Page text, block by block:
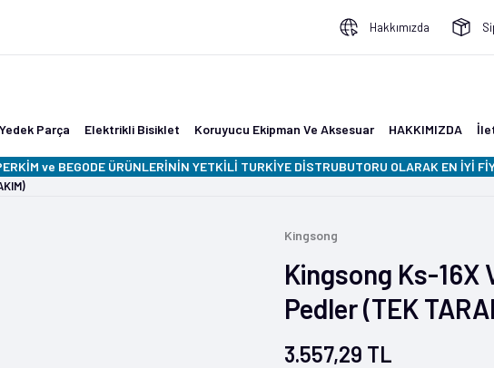
Hakkımızda
Yedek Parça Elektrikli Bisiklet Koruyucu Ekipman Ve Aksesuar HAKKIMIZDA
ve BEGODE ÜRÜNLERİNİN YETKİLİ TURKİYE DİSTRUBUTORU OLARAK EN İYİ
Kingsong
Kingsong Ks-16X
Pedler (TEK
3.557,29 TL